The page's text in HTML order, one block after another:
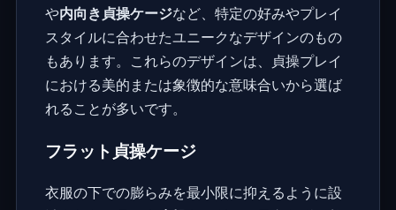
や内向き貞操ケージなど、特定の好みやプレイ
スタイルに合わせたユニークなデザインのもの
もあります。これらのデザインは、貞操プレイ
における美的または象徴的な意味合いから選ば
れることが多いです。
フラット貞操ケージ
衣服の下での膨らみを最小限に抑えるように設